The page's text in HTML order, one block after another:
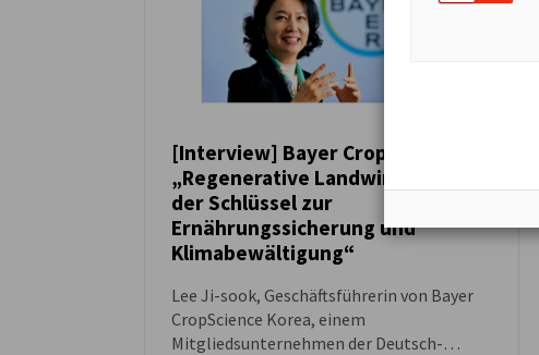
NEUIGKEITEN
[Interview] Bayer CropScience:
„Regenerative Landwirtschaft ist
der Schlüssel zur
Ernährungssicherung und
Klimabewältigung“
Lee Ji-sook, Geschäftsführerin von Bayer
CropScience Korea, einem
Mitgliedsunternehmen der Deutsch-